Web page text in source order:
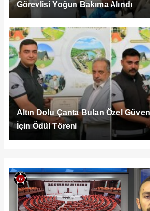
Görevlisi Yoğun Bakıma Alındı
Altın Dolu Çanta Bulan Özel
İçin Ödül Töreni